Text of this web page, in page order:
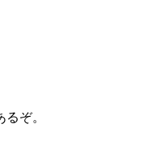
ぞ。